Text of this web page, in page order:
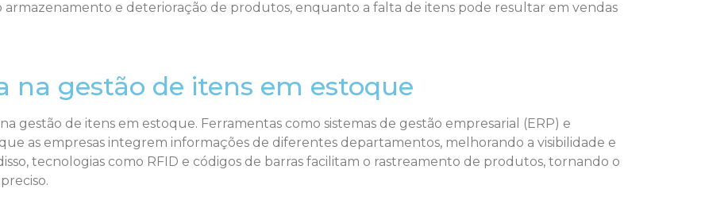
armazenamento e deterioração de produtos, enquanto a falta de itens pode resultar em vendas
na gestão de itens em estoque
gestão de itens em estoque. Ferramentas como sistemas de gestão empresarial (ERP) e
as empresas integrem informações de diferentes departamentos, melhorando a visibilidade e
tecnologias como RFID e códigos de barras facilitam o rastreamento de produtos, tornando o